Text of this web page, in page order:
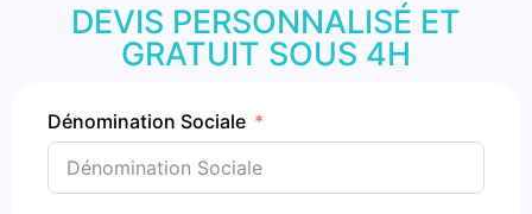
DEVIS PERSONNALISÉ ET
GRATUIT SOUS 4H
Dénomination Sociale